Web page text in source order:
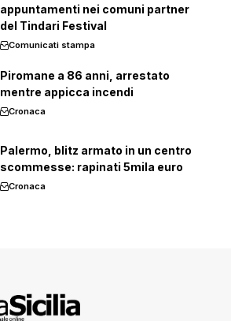
appuntamenti nei comuni partner
del Tindari Festival
Comunicati stampa
Piromane a 86 anni, arrestato
mentre appicca incendi
Cronaca
Palermo, blitz armato in un centro
scommesse: rapinati 5mila euro
Cronaca